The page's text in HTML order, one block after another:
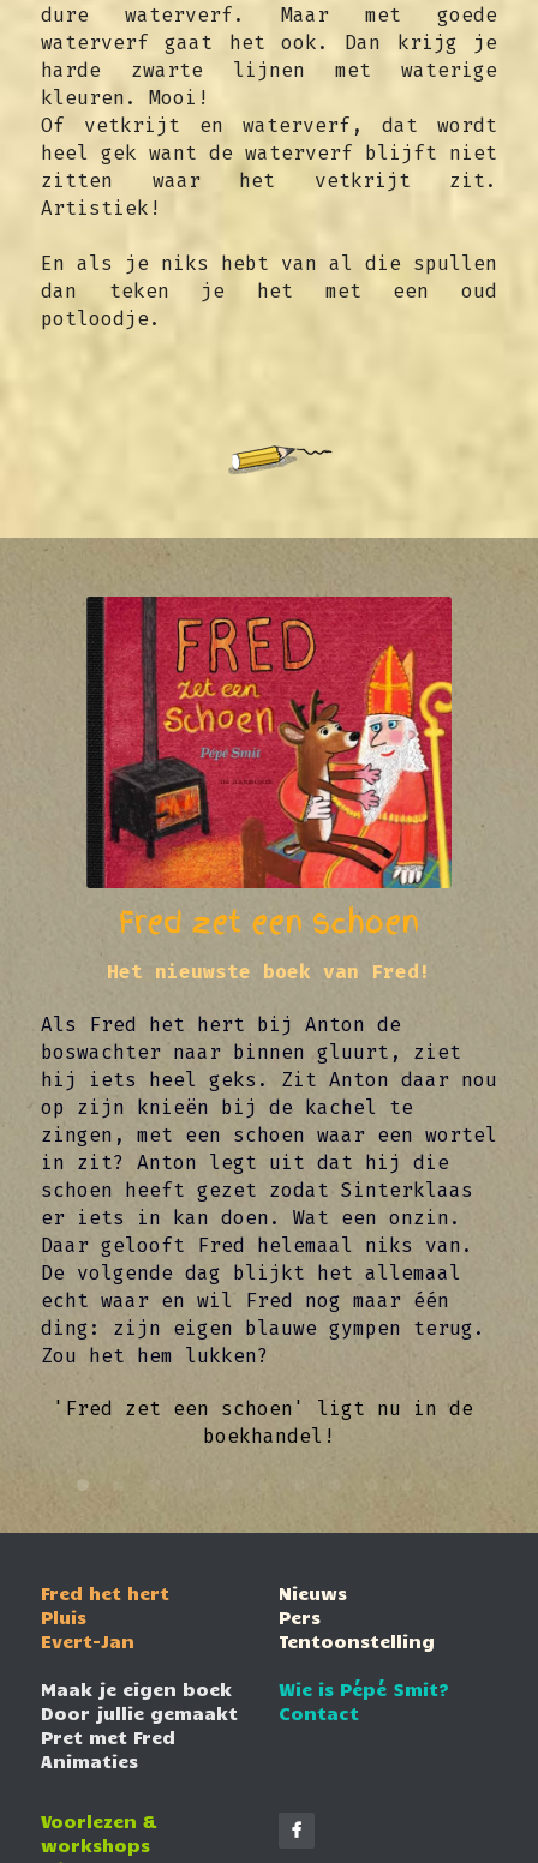
dure waterverf. Maar met goede
waterverf gaat het ook. Dan krijg je
harde zwarte lijnen met waterige
kleuren. Mooi!
Of vetkrijt en waterverf, dat wordt
heel gek want de waterverf blijft niet
zitten waar het vetkrijt zit.
Artistiek!
En als je niks hebt van al die spullen
dan teken je het met een oud
potloodje.
Fred zet een schoen
Het nieuwste boek van Fred!
Als Fred het hert bij Anton de
boswachter naar binnen gluurt, ziet
hij iets heel geks. Zit Anton daar nou
op zijn knieën bij de kachel te
zingen, met een schoen waar een wortel
in zit? Anton legt uit dat hij die
schoen heeft gezet zodat Sinterklaas
er iets in kan doen. Wat een onzin.
Daar gelooft Fred helemaal niks van.
De volgende dag blijkt het allemaal
echt waar en wil Fred nog maar één
ding: zijn eigen blauwe gympen terug.
Zou het hem lukken?
'Fred zet een schoen' ligt nu in de
boekhandel!
Fred het hert
Pluis
Evert-Jan
Maak je eigen boek
Door jullie gemaakt
Pret met Fred
Animaties
Nieuws
Pers
Tentoonstelling
Wie is Pépé Smit?
Contact
Voorlezen &
workshops